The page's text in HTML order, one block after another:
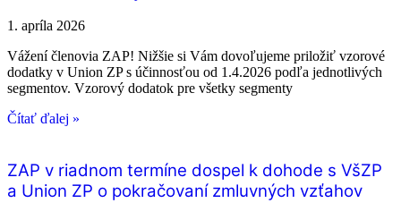
1. apríla 2026
Vážení členovia ZAP! Nižšie si Vám dovoľujeme priložiť vzorové
dodatky v Union ZP s účinnosťou od 1.4.2026 podľa jednotlivých
segmentov. Vzorový dodatok pre všetky segmenty
Čítať ďalej »
ZAP v riadnom termíne dospel k dohode s VšZP
a Union ZP o pokračovaní zmluvných vzťahov